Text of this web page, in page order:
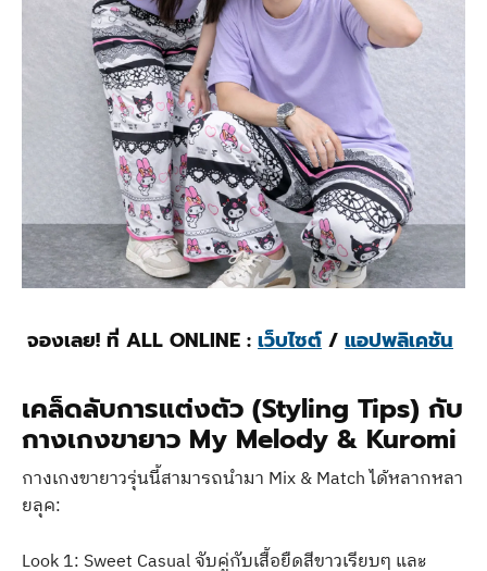
จองเลย! ที่ ALL ONLINE : เว็บไซต์ / แอปพลิเคชัน
เคล็ดลับการแต่งตัว (Styling Tips) กับ
กางเกงขายาว My Melody & Kuromi
กางเกงขายาวรุ่นนี้สามารถนำมา Mix & Match ได้หลากหลา
ยลุค:
Look 1: Sweet Casual จับคู่กับเสื้อยืดสีขาวเรียบๆ และ